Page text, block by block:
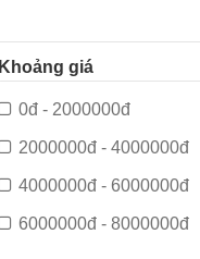
Khoảng giá
0đ - 2000000đ
2000000đ - 4000000đ
4000000đ - 6000000đ
6000000đ - 8000000đ